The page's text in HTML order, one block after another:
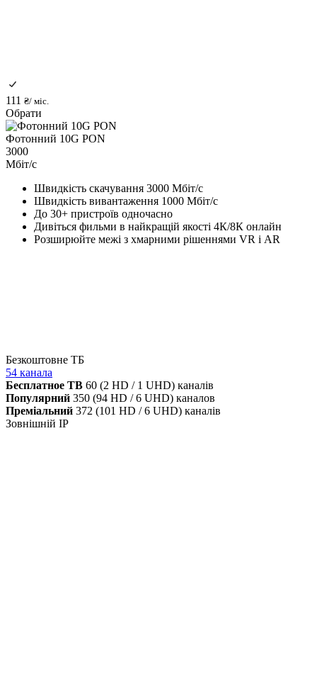
111 ₴/ міс.
Обрати
Фотонний 10G PON
3000
Мбіт/с
Швидкість скачування 3000 Мбіт/с
Швидкість вивантаження 1000 Мбіт/с
До 30+ пристроїв одночасно
Дивіться фильми в найкращій якості 4К/8К онлайн
Розширюйте межі з хмарними рішеннями VR і AR
Безкоштовне ТБ
54 канала
Бесплатное ТВ 60 (2 HD / 1 UHD) каналів
Популярний 350 (94 HD / 6 UHD) каналов
Преміальний 372 (101 HD / 6 UHD) каналів
Зовнішній IP